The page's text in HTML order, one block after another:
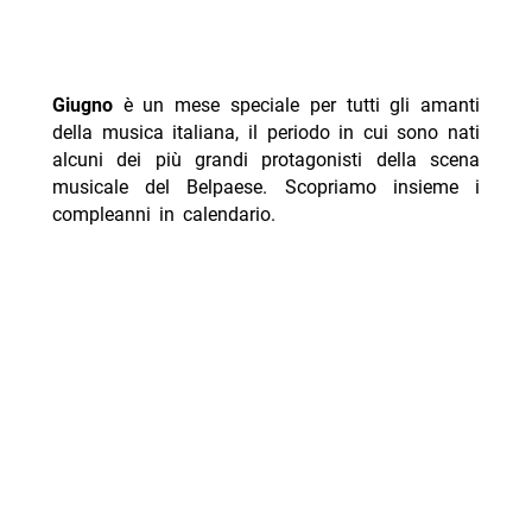
Giugnoè un mese speciale per tutti gli amanti
della musica italiana, il periodo in cui sono nati
alcuni dei più grandi protagonisti della scena
musicale del Belpaese. Scopriamo insieme i
compleanni in calendario.